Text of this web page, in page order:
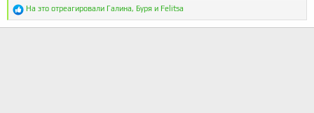
Р
а
На это отреагировали Галина, Буря и Felitsa